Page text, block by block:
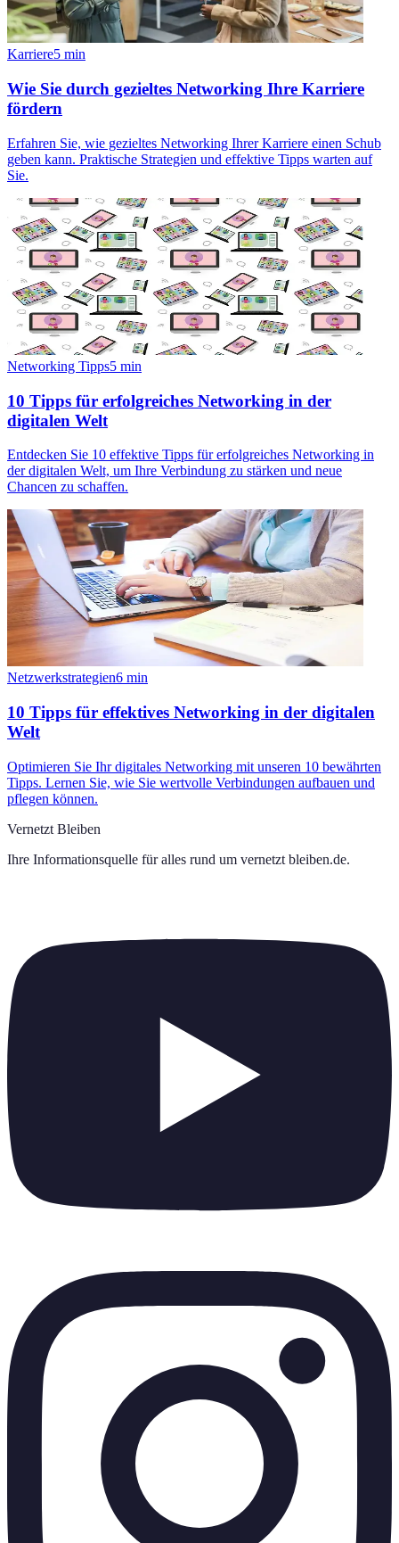
Karriere5 min
Wie Sie durch gezieltes Networking Ihre Karriere
fördern
Erfahren Sie, wie gezieltes Networking Ihrer Karriere einen Schub
geben kann. Praktische Strategien und effektive Tipps warten auf
Sie.
Networking Tipps5 min
10 Tipps für erfolgreiches Networking in der
digitalen Welt
Entdecken Sie 10 effektive Tipps für erfolgreiches Networking in
der digitalen Welt, um Ihre Verbindung zu stärken und neue
Chancen zu schaffen.
Netzwerkstrategien6 min
10 Tipps für effektives Networking in der digitalen
Welt
Optimieren Sie Ihr digitales Networking mit unseren 10 bewährten
Tipps. Lernen Sie, wie Sie wertvolle Verbindungen aufbauen und
pflegen können.
Vernetzt Bleiben
Ihre Informationsquelle für alles rund um vernetzt bleiben.de.